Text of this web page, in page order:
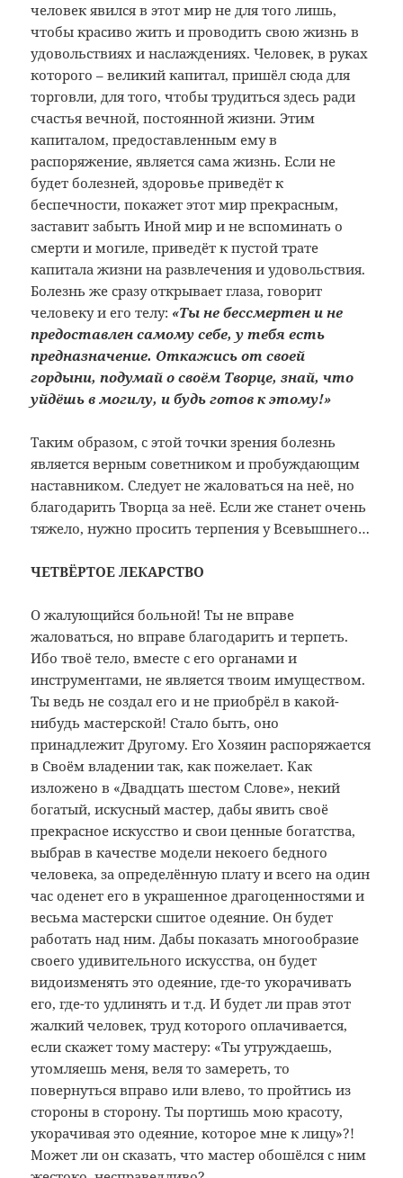
человек явился в этот мир не для того лишь,
чтобы красиво жить и проводить свою жизнь в
удовольствиях и наслаждениях. Человек, в руках
которого – великий капитал, пришёл сюда для
торговли, для того, чтобы трудиться здесь ради
счастья вечной, постоянной жизни. Этим
капиталом, предоставленным ему в
распоряжение, является сама жизнь. Если не
будет болезней, здоровье приведёт к
беспечности, покажет этот мир прекрасным,
заставит забыть Иной мир и не вспоминать о
смерти и могиле, приведёт к пустой трате
капитала жизни на развлечения и удовольствия.
Болезнь же сразу открывает глаза, говорит
человеку и его телу: «Ты не бессмертен и не
предоставлен самому себе, у тебя есть
предназначение. Откажись от своей
гордыни, подумай о своём Творце, знай, что
уйдёшь в могилу, и будь готов к этому!»
Таким образом, с этой точки зрения болезнь
является верным советником и пробуждающим
наставником. Следует не жаловаться на неё, но
благодарить Творца за неё. Если же станет очень
тяжело, нужно просить терпения у Всевышнего…
ЧЕТВЁРТОЕ ЛЕКАРСТВО
О жалующийся больной! Ты не вправе
жаловаться, но вправе благодарить и терпеть.
Ибо твоё тело, вместе с его органами и
инструментами, не является твоим имуществом.
Ты ведь не создал его и не приобрёл в какой-
нибудь мастерской! Стало быть, оно
принадлежит Другому. Его Хозяин распоряжается
в Своём владении так, как пожелает. Как
изложено в «Двадцать шестом Слове», некий
богатый, искусный мастер, дабы явить своё
прекрасное искусство и свои ценные богатства,
выбрав в качестве модели некоего бедного
человека, за определённую плату и всего на один
час оденет его в украшенное драгоценностями и
весьма мастерски сшитое одеяние. Он будет
работать над ним. Дабы показать многообразие
своего удивительного искусства, он будет
видоизменять это одеяние, где-то укорачивать
его, где-то удлинять и т.д. И будет ли прав этот
жалкий человек, труд которого оплачивается,
если скажет тому мастеру: «Ты утруждаешь,
утомляешь меня, веля то замереть, то
повернуться вправо или влево, то пройтись из
стороны в сторону. Ты портишь мою красоту,
укорачивая это одеяние, которое мне к лицу»?!
Может ли он сказать, что мастер обошёлся с ним